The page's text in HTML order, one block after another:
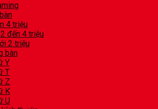
4 triệu
đến 4 triệu
2 triệu
bàn
Y
T
Z
K
U